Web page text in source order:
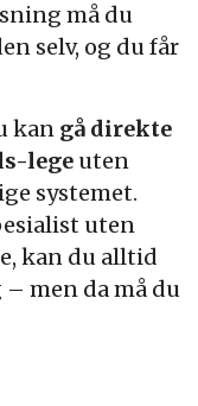
må du
selv, og du får
kan gå direkte
lege uten
systemet.
uten
kan du alltid
men da må du